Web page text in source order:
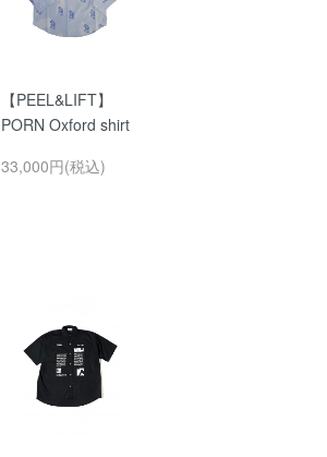
【PEEL&LIFT】
PORN Oxford shirt
33,000円(税込)